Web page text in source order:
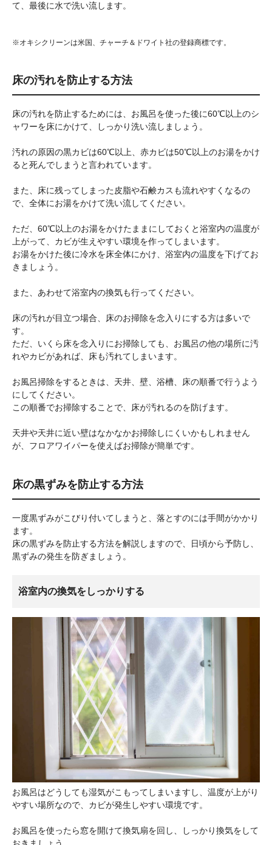
て、最後に水で洗い流します。
オキシクリーンは米国、チャーチ＆ドワイト社の登録商標です。
床の汚れを防止する方法
床の汚れを防止するためには、お風呂を使った後に60℃以上のシ
ャワーを床にかけて、しっかり洗い流しましょう。
汚れの原因の黒カビは60℃以上、赤カビは50℃以上のお湯をかけ
ると死んでしまうと言われています。
また、床に残ってしまった皮脂や石鹸カスも流れやすくなるの
で、全体にお湯をかけて洗い流してください。
ただ、60℃以上のお湯をかけたままにしておくと浴室内の温度が
上がって、カビが生えやすい環境を作ってしまいます。
お湯をかけた後に冷水を床全体にかけ、浴室内の温度を下げてお
きましょう。
また、あわせて浴室内の換気も行ってください。
床の汚れが目立つ場合、床のお掃除を念入りにする方は多いで
す。
ただ、いくら床を念入りにお掃除しても、お風呂の他の場所に汚
れやカビがあれば、床も汚れてしまいます。
お風呂掃除をするときは、天井、壁、浴槽、床の順番で行うよう
にしてください。
この順番でお掃除することで、床が汚れるのを防げます。
天井や天井に近い壁はなかなかお掃除しにくいかもしれません
が、フロアワイパーを使えばお掃除が簡単です。
床の黒ずみを防止する方法
一度黒ずみがこびり付いてしまうと、落とすのには手間がかかり
ます。
床の黒ずみを防止する方法を解説しますので、日頃から予防し、
黒ずみの発生を防ぎましょう。
浴室内の換気をしっかりする
お風呂はどうしても湿気がこもってしまいますし、温度が上がり
やすい場所なので、カビが発生しやすい環境です。
お風呂を使ったら窓を開けて換気扇を回し、しっかり換気をして